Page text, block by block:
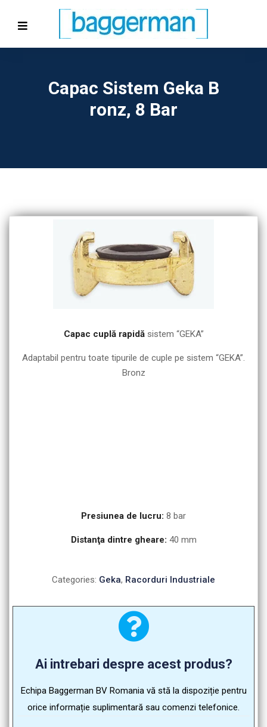
Capac Sistem Geka B
Ronz, 8 Bar
Capac cuplă rapidă sistem “GEKA”
Adaptabil pentru toate tipurile de cuple pe sistem “GEKA”.
Bronz
Presiunea de lucru: 8 bar
Distanţa dintre gheare: 40 mm
Categories: Geka, Racorduri Industriale
Ai intrebari despre acest produs?
Echipa Baggerman BV Romania vă stă la dispoziție pentru
orice informație suplimentară sau comenzi telefonice.